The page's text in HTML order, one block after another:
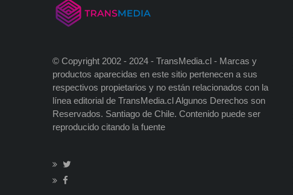
© Copyright 2002 - 2024 - TransMedia.cl - Marcas y
productos aparecidas en este sitio pertenecen a sus
respectivos propietarios y no están relacionados con la
línea editorial de TransMedia.cl Algunos Derechos son
Reservados. Santiago de Chile. Contenido puede ser
reproducido citando la fuente